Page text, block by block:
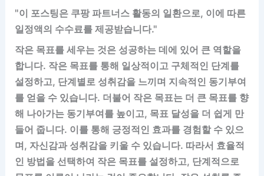
"이 포스팅은 쿠팡 파트너스 활동의 일환으로, 이에 따른
일정액의 수수료를 제공받습니다."
작은 목표를 세우는 것은 성공하는 데에 있어 큰 역할을
합니다. 작은 목표를 통해 일상적이고 구체적인 단계를
설정하고, 단계별로 성취감을 느끼며 지속적인 동기부여
를 얻을 수 있습니다. 더불어 작은 목표는 더 큰 목표를 향
해 나아가는 동기부여를 높이고, 목표 달성을 더 쉽게 만
들어 줍니다. 이를 통해 긍정적인 효과를 경험할 수 있으
며, 자신감과 성취감을 키울 수 있습니다. 따라서 효율적
인 방법을 선택하여 작은 목표를 설정하고, 단계적으로